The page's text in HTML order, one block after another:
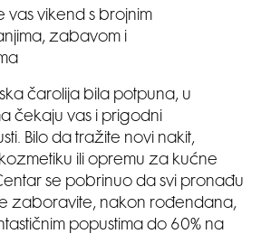
vas vikend s brojnim
zabavom i
čarolija bila potpuna, u
čekaju vas i prigodni
Bilo da tražite novi nakit,
ili opremu za kućne
se pobrinuo da svi pronađu
zaboravite, nakon rođendana,
popustima do 60% na